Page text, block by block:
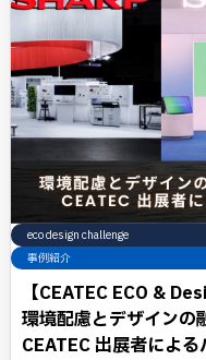
eco design challenge
事例紹介
【CEATEC ECO &
環境配慮とデザインの
CEATEC 出展者によ